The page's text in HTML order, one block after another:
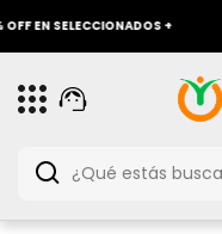
SELECCIONADOS +